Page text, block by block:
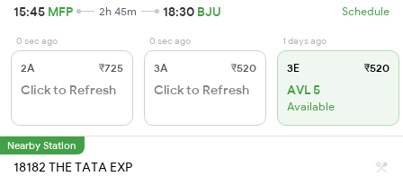
15:45 MFP 2h 45m 18:30 BJU Schedule
0 sec ago
2A ₹725
Click to Refresh
0 sec ago
3A ₹520
Click to Refresh
1 days ago
3E ₹520
AVL 5
Available
Nearby Station
18182 THE TATA EXP